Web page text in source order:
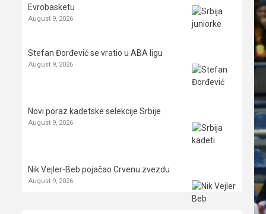
Evrobasketu
August 9, 2026
Stefan Đorđević se vratio u ABA ligu
August 9, 2026
Novi poraz kadetske selekcije Srbije
August 9, 2026
Nik Vejler-Beb pojačao Crvenu zvezdu
August 9, 2026